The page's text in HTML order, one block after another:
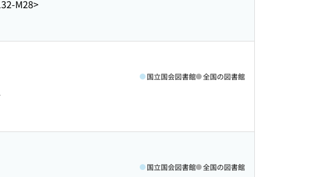
M28>
国立国会図書館 全国の図書館
国立国会図書館 全国の図書館